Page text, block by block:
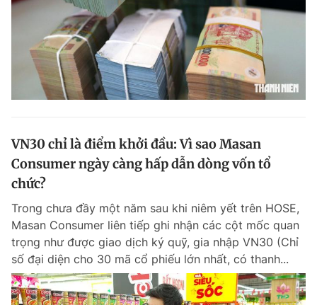
Magazine
Sản phẩm khác
Thông tin tòa soạn Liên hệ quảng cáo
Đọc Thanh Niên trên điện thoại
VN30 chỉ là điểm khởi đầu: Vì sao Masan
Consumer ngày càng hấp dẫn dòng vốn tổ
chức?
Trong chưa đầy một năm sau khi niêm yết trên HOSE,
Masan Consumer liên tiếp ghi nhận các cột mốc quan
trọng như được giao dịch ký quỹ, gia nhập VN30 (Chỉ
số đại diện cho 30 mã cổ phiếu lớn nhất, có thanh...